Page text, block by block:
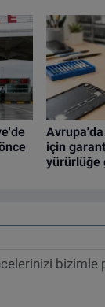
için
yürürlüğe